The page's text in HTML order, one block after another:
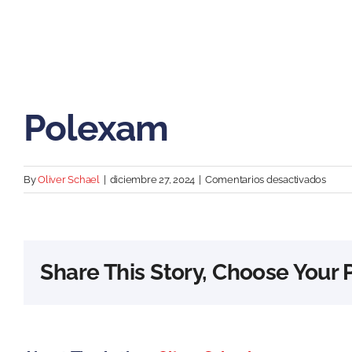
Polexam
ByOliver Schael diciembre 27, 2024 Comentarios desactivadosen
Share This Story, Choose Your